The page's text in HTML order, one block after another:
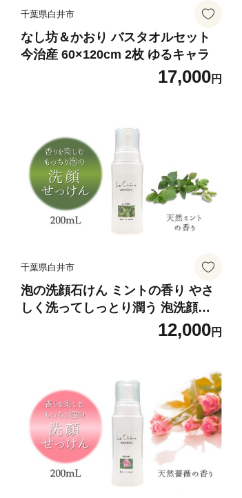
千葉県白井市
なし坊＆かおり バスタオルセット
今治産 60×120cm 2枚 ゆるキャラ
17,000円
千葉県白井市
泡の洗顔石けん ミントの香り やさ
しく洗ってしっとり潤う 泡洗顔料 2
12,000円